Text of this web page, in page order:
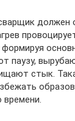
должен
паузу,
стык.